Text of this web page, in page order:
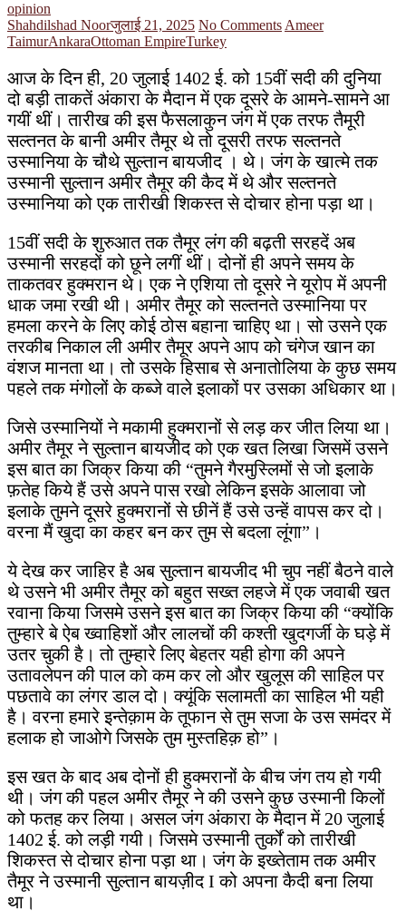
opinion
Shahdilshad Noorजुलाई 21, 2025 No Comments Ameer
TaimurAnkaraOttoman EmpireTurkey
आज के दिन ही, 20 जुलाई 1402 ई. को 15वीं सदी की दुनिया
दो बड़ी ताकतें अंकारा के मैदान में एक दूसरे के आमने-सामने आ
गयीं थीं। तारीख की इस फैसलाकुन जंग में एक तरफ तैमूरी
सल्तनत के बानी अमीर तैमूर थे तो दूसरी तरफ सल्तनते
उस्मानिया के चौथे सुल्तान बायजीद । थे। जंग के खात्मे तक
उस्मानी सुल्तान अमीर तैमूर की कैद में थे और सल्तनते
उस्मानिया को एक तारीखी शिकस्त से दोचार होना पड़ा था।
15वीं सदी के शुरुआत तक तैमूर लंग की बढ़ती सरहदें अब
उस्मानी सरहदों को छूने लगीं थीं। दोनों ही अपने समयके
ताकतवर हुक्मरान थे। एक ने एशिया तो दूसरे ने यूरोप में अपनी
धाक जमा रखी थी। अमीर तैमूर को सल्तनते उस्मानिया पर
हमला करने के लिए कोई ठोस बहाना चाहिए था। सो उसने एक
तरकीब निकाल ली अमीर तैमूर अपने आप को चंगेज खान का
वंशज मानता था। तो उसके हिसाब से अनातोलिया के कुछ समय
पहले तक मंगोलों के कब्जे वाले इलाकों पर उसका अधिकार था।
जिसे उस्मानियों ने मकामी हुक्मरानों से लड़ कर जीत लिया था।
अमीर तैमूर ने सुल्तान बायजीद को एक खत लिखा जिसमें उसने
इस बात का जिक्र किया की “तुमने गैरमुस्लिमों से जो इलाके
फ़तेह किये हैं उसे अपने पास रखो लेकिन इसके आलावा जो
इलाके तुमने दूसरे हुक्मरानों से छीनें हैं उसे उन्हें वापस कर दो।
वरना मैं खुदा का कहर बन कर तुम से बदला लूंगा”।
ये देख कर जाहिर है अब सुल्तान बायजीद भी चुप नहीं बैठने वाले
थे उसने भी अमीर तैमूर को बहुत सख्त लहजे में एक जवाबी खत
रवाना किया जिसमे उसने इस बात का जिक्र किया की “क्योंकि
तुम्हारे बे ऐब ख्वाहिशों और लालचों की कश्ती खुदगर्जी के घड़े में
उतर चुकी है। तो तुम्हारे लिए बेहतर यही होगा की अपने
उतावलेपन की पाल को कम कर लो और खुलूस की साहिल पर
पछतावे का लंगर डाल दो। क्यूंकि सलामती का साहिल भी यही
है। वरना हमारे इन्तेक़ाम के तूफान से तुम सजा के उस समंदर में
हलाक हो जाओगे जिसके तुम मुस्तहिक़ हो”।
इस खत के बाद अब दोनों ही हुक्मरानों के बीच जंग तय हो गयी
थी। जंग की पहल अमीर तैमूर ने की उसने कुछ उस्मानी किलों
को फतह कर लिया। असल जंग अंकारा के मैदान में 20 जुलाई
1402 ई. को लड़ी गयी। जिसमे उस्मानी तुर्कों को तारीखी
शिकस्त से दोचार होना पड़ा था। जंग के इख्तेताम तक अमीर
तैमूर ने उस्मानी सुल्तान बायज़ीद I को अपना कैदी बना लिया
था।